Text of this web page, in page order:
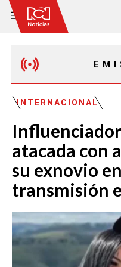
EMISIÓN
EMISIÓN
INTERNACIONAL
atacada con
su exnovio
transmisión